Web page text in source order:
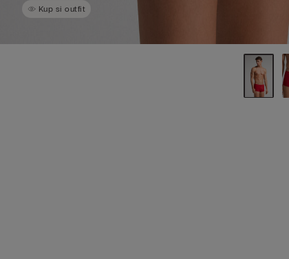
Kup si outfit